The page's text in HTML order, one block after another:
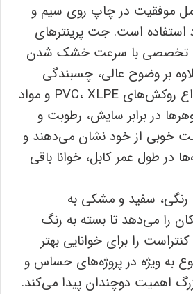
موفقیت در چاپ روی سیم و
است. جت پرینترهای
تخصصی با سرعت خشک شدن
بر وضوح عالی، چسبندگی
فوق‌العاده‌ای روی انواع روکش‌های PVC، XLPE و مواد
در برابر سایش، رطوبت و
خوبی از خود نشان می‌دهند و
طول عمر کابل، خوانا باقی
سفید و مشکی به
را می‌دهد تا بسته به رنگ
را برای خوانایی بهتر
به ویژه در پروژه‌های حساس و
اهمیت دوچندان پیدا می‌کند.